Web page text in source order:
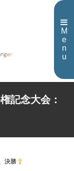
M
e
n
u
記念大会：
決勝